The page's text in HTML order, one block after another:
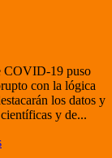
COVID-19 puso
con la lógica
los datos y
y de...